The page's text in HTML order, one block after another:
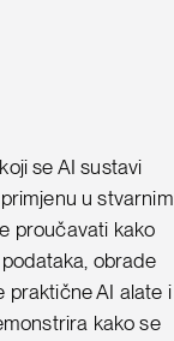
se AI sustavi
u stvarnim
proučavati kako
obrade
praktične AI alate i
kako se